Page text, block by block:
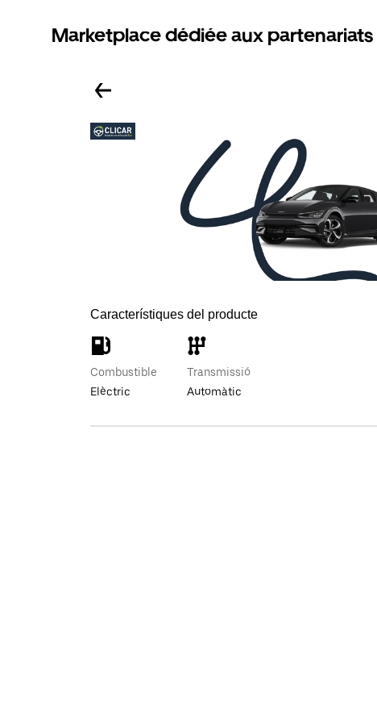
Marketplace dédiée aux partenariats
Característiques del producte
Combustible
Elèctric
Transmissió
Automàtic